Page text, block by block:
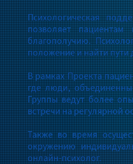
Психологическая
позволяет пациентам
благополучию.
положение и найти пути
В рамках Проекта
где люди,
Группы ведут более
встречи на регулярной
Также во время
окружению
онлайн-психолог.